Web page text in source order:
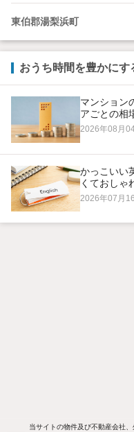
東伯郡湯梨浜町
おうち時間を豊かにす
マンション
アごとの相
2026年08月
かっこいい
くておしゃ
2026年07月
当サイトの物件及び不動産会社